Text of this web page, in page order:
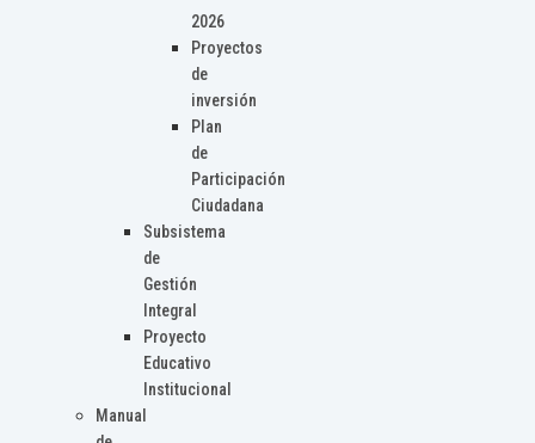
2026
Proyectos
de
inversión
Plan
de
Participación
Ciudadana
Subsistema
de
Gestión
Integral
Proyecto
Educativo
Institucional
Manual